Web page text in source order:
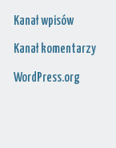
Kanał wpisów
Kanał komentarzy
WordPress.org